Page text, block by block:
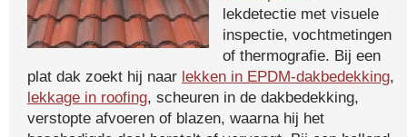
lekdetectie met visuele
inspectie, vochtmetingen
of thermografie. Bij een
plat dak zoekt hij naar lekken in EPDM-dakbedekking,
lekkage in roofing, scheuren in de dakbedekking,
verstopte afvoeren of blazen, waarna hij het